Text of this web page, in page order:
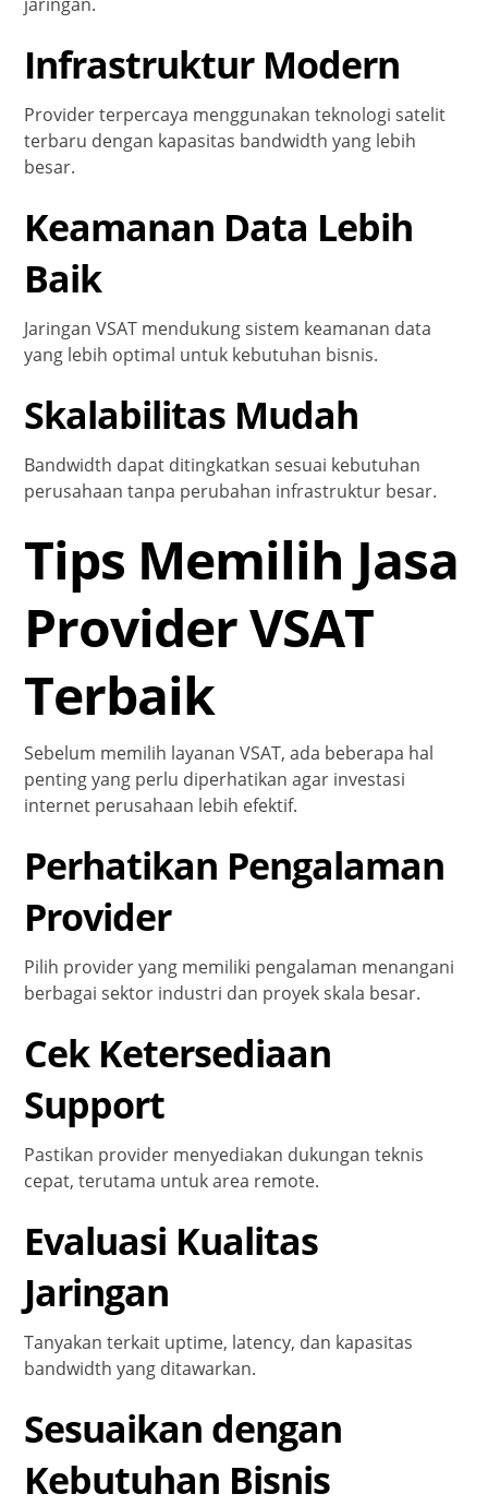
Infrastruktur Modern
Provider terpercaya menggunakan teknologi satelit
terbaru dengan kapasitas bandwidth yang lebih
besar.
Keamanan Data Lebih
Baik
Jaringan VSAT mendukung sistem keamanan data
yang lebih optimal untuk kebutuhan bisnis.
Skalabilitas Mudah
Bandwidth dapat ditingkatkan sesuai kebutuhan
perusahaan tanpa perubahan infrastruktur besar.
Tips Memilih Jasa
Provider VSAT
Terbaik
Sebelum memilih layanan VSAT, ada beberapa hal
penting yang perlu diperhatikan agar investasi
internet perusahaan lebih efektif.
Perhatikan Pengalaman
Provider
Pilih provider yang memiliki pengalaman menangani
berbagai sektor industri dan proyek skala besar.
Cek Ketersediaan
Support
Pastikan provider menyediakan dukungan teknis
cepat, terutama untuk area remote.
Evaluasi Kualitas
Jaringan
Tanyakan terkait uptime, latency, dan kapasitas
bandwidth yang ditawarkan.
Sesuaikan dengan
Kebutuhan Bisnis